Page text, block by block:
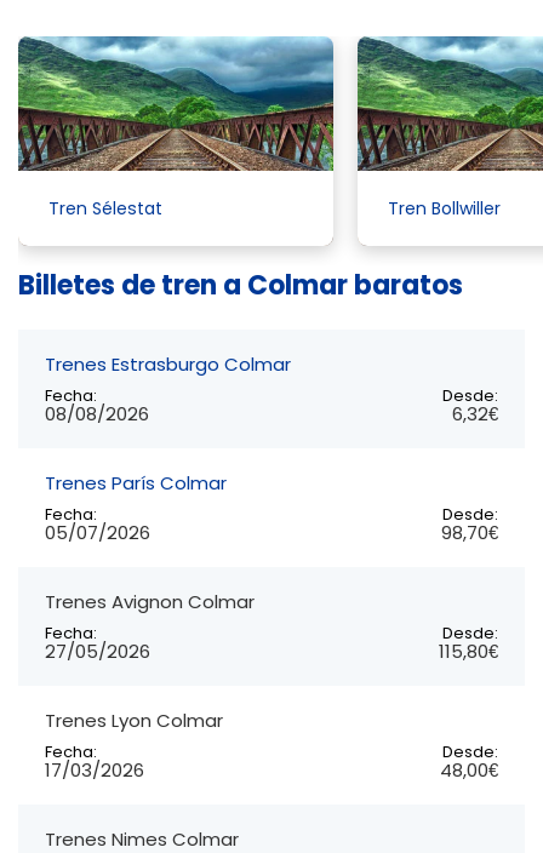
Tren Sélestat Tren Bollwiller
Billetes de tren a Colmar baratos
Trenes Estrasburgo Colmar
Fecha:
08/08/2026
Desde:
6,32€
Trenes París Colmar
Fecha:
05/07/2026
Desde:
98,70€
Trenes Avignon Colmar
Fecha:
27/05/2026
Desde:
115,80€
Trenes Lyon Colmar
Fecha:
17/03/2026
Desde:
48,00€
Trenes Nimes Colmar